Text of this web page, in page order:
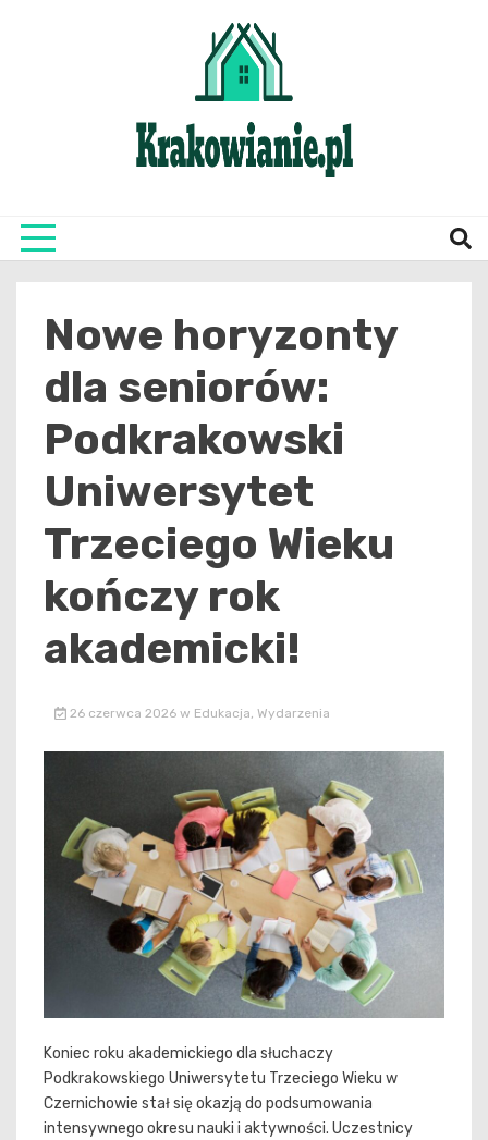
Nowe horyzonty
dla seniorów:
Podkrakowski
Uniwersytet
Trzeciego Wieku
kończy rok
akademicki!
26 czerwca 2026 w Edukacja, Wydarzenia
Koniec roku akademickiego dla słuchaczy
Podkrakowskiego Uniwersytetu Trzeciego Wieku w
Czernichowie stał się okazją do podsumowania
intensywnego okresu nauki i aktywności. Uczestnicy